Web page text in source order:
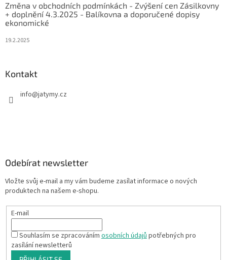
Změna v obchodních podmínkách - Zvýšení cen Zásilkovny
+ doplnění 4.3.2025 - Balíkovna a doporučené dopisy
ekonomické
19.2.2025
Kontakt
info@jatymy.cz
Odebírat newsletter
Vložte svůj e-mail a my vám budeme zasílat informace o nových
produktech na našem e-shopu.
E-mail
Souhlasím se zpracovánímosobních údajůpotřebných pro
zasílání newsletterů